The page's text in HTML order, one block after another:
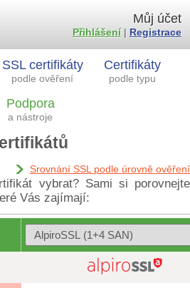
SSL certifikáty
podle ověření
Certifikáty
podle typu
Podpora
a nástroje
Můj účet
Přihlášení| Registrace
Srovnání SSL podle úrovně ověření
vybrat? Sami si porovnejte
Vás zajímají: